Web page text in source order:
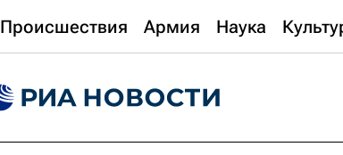
Происшествия Армия Наука